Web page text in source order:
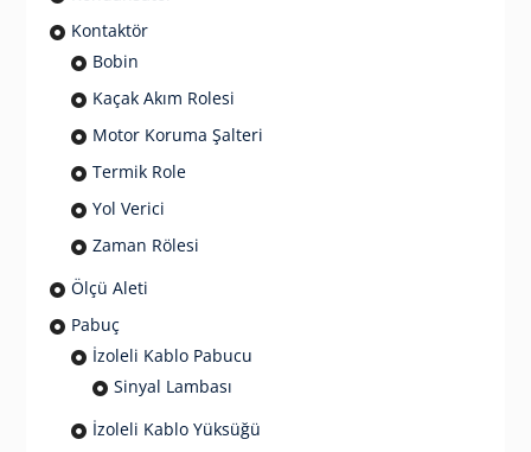
Kontaktör
Bobin
Kaçak Akım Rolesi
Motor Koruma Şalteri
Termik Role
Yol Verici
Zaman Rölesi
Ölçü Aleti
Pabuç
İzoleli Kablo Pabucu
Sinyal Lambası
İzoleli Kablo Yüksüğü